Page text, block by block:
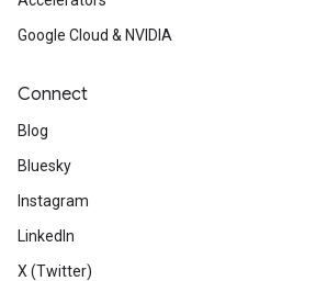
Google Cloud & NVIDIA
Connect
Blog
Bluesky
Instagram
LinkedIn
X (Twitter)